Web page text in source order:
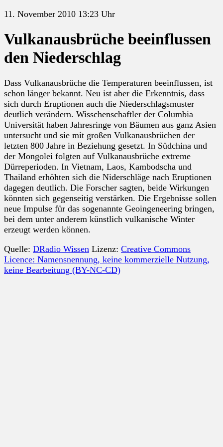
11. November 2010 13:23 Uhr
Vulkanausbrüche beeinflussen
den Niederschlag
Dass Vulkanausbrüche die Temperaturen beeinflussen, ist
schon länger bekannt. Neu ist aber die Erkenntnis, dass
sich durch Eruptionen auch die Niederschlagsmuster
deutlich verändern. Wisschenschaftler der Columbia
Universität haben Jahresringe von Bäumen aus ganz Asien
untersucht und sie mit großen Vulkanausbrüchen der
letzten 800 Jahre in Beziehung gesetzt. In Südchina und
der Mongolei folgten auf Vulkanausbrüche extreme
Dürreperioden. In Vietnam, Laos, Kambodscha und
Thailand erhöhten sich die Niderschläge nach Eruptionen
dagegen deutlich. Die Forscher sagten, beide Wirkungen
könnten sich gegenseitig verstärken. Die Ergebnisse sollen
neue Impulse für das sogenannte Geoingeneering bringen,
bei dem unter anderem künstlich vulkanische Winter
erzeugt werden können.
Quelle: DRadio Wissen Lizenz: Creative Commons
Licence: Namensnennung, keine kommerzielle Nutzung,
keine Bearbeitung (BY-NC-CD)